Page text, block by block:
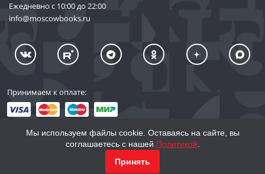
Ежедневно с 10:00 до 22:00
info@moscowbooks.ru
Принимаем к оплате:
© 2002–2026 «Торговый Дом Книги «МОСКВА»
Мы используем файлы cookie. Оставаясь на сайте, вы
соглашаетесь с нашей Политикой
Принять